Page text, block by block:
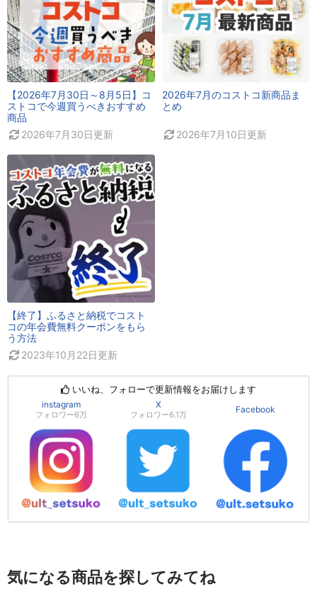
【2026年7月30日～8月5日】コ
ストコで今週買うべきおすすめ
商品
2026年7月30日更新
2026年7月のコストコ新商品ま
とめ
2026年7月10日更新
【終了】ふるさと納税でコスト
コの年会費無料クーポンをもら
う方法
2023年10月22日更新
いいね、フォローで更新情報をお届けします
instagram
フォロワー6万
X
フォロワー6.1万
Facebook
気になる商品を探してみてね